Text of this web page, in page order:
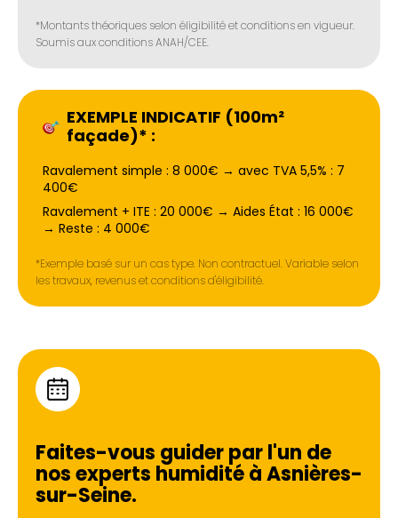
*Montants théoriques selon éligibilité et conditions en vigueur.
Soumis aux conditions ANAH/CEE.
EXEMPLE INDICATIF (100m²
façade)* :
Ravalement simple : 8 000€ → avec TVA 5,5% : 7
400€
Ravalement + ITE : 20 000€ → Aides État : 16 000€
→ Reste : 4 000€
*Exemple basé sur un cas type. Non contractuel. Variable selon
les travaux, revenus et conditions d'éligibilité.
Faites-vous guider par l'un de
nos experts humidité àAsnières-
sur-Seine.